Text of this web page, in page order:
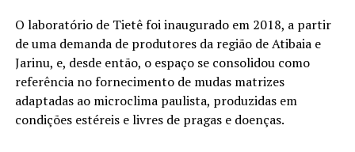
O laboratório de Tietê foi inaugurado em 2018, a partir
de uma demanda de produtores da região de Atibaia e
Jarinu, e, desde então, o espaço se consolidou como
referência no fornecimento de mudas matrizes
adaptadas ao microclima paulista, produzidas em
condições estéreis e livres de pragas e doenças.